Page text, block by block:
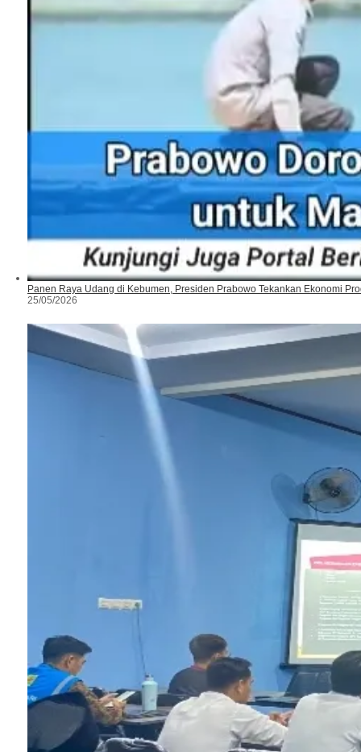
Panen Raya Udang di Kebumen, Presiden Prabowo Tekankan Ekonomi
25/05/2026